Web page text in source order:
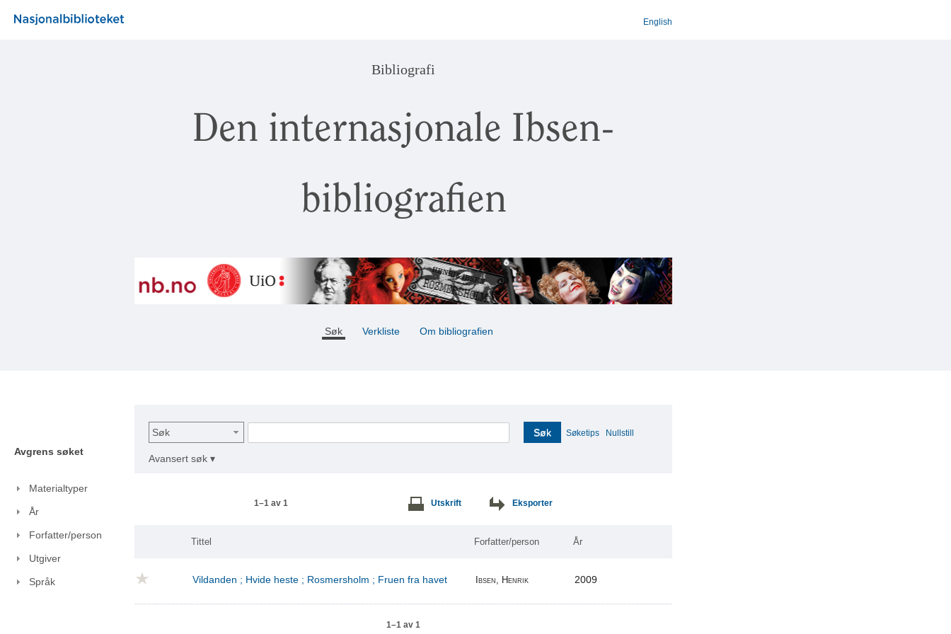
English
Bibliografi
Den internasjonale Ibsen-
bibliografien
Søk Verkliste Om bibliografien
Avgrens søket
Materialtyper
År
Forfatter/person
Utgiver
Språk
Søk Søk Søketips Nullstill
Avansert søk ▾
1–1 av 1 Utskrift Eksporter
Tittel Forfatter/person År
Vildanden ; Hvide heste ; Rosmersholm ; Fruen fra havet Ibsen, Henrik 2009
1–1 av 1